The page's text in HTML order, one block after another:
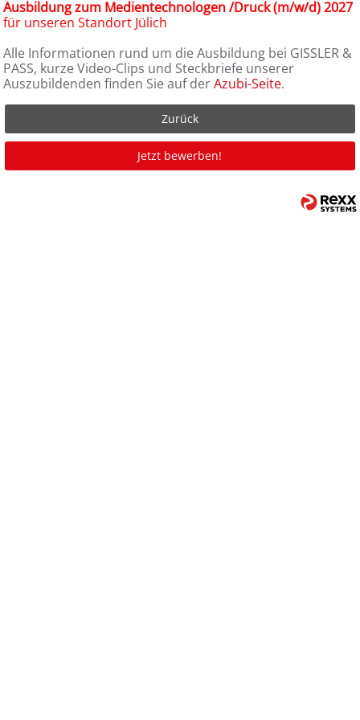
Ausbildung zum Medientechnologen /Druck (m/w/d) 2027
für unseren Standort Jülich
Alle Informationen rund um die Ausbildung bei GISSLER &
PASS, kurze Video-Clips und Steckbriefe unserer
Auszubildenden finden Sie auf derAzubi-Seite.
Zurück
Jetzt bewerben!